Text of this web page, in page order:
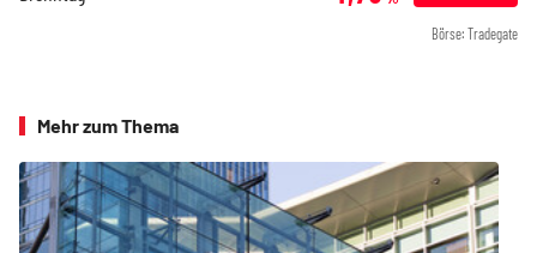
Börse: Tradegate
Mehr zum Thema